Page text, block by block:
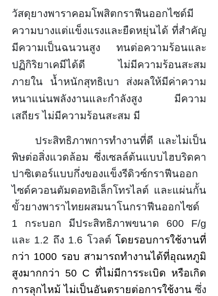
วัสดุยางพาราคอมโพสิตกราฟีนออกไซด์มี
ความบางแต่แข็งแรงและยืดหยุ่นได้ ที่สำคัญ
มีความเป็นฉนวนสูง ทนต่อความร้อนและ
ปฏิกิริยาเคมีได้ดี ไม่มีความร้อนสะสม
ภายใน น้ำหนักสุทธิเบา ส่งผลให้มีค่าความ
หนาแน่นพลังงานและกำลังสูง มีความ
เสถียร ไม่มีความร้อนสะสม มี
ประสิทธิภาพการทำงานที่ดี และไม่เป็น
พิษต่อสิ่งแวดล้อม ซึ่งเซลล์ต้นแบบไฮบริดคา
ปาซิเตอร์แบบกึ่งของแข็งรีดิวซ์กราฟีนออก
ไซด์ควอนตัมดอทอิเล็กโทรไลต์ และแผ่นกั้น
ขั้วยางพาราไทยผสมนาโนกราฟีนออกไซด์
1 กระบอก มีประสิทธิภาพขนาด 600 F/g
และ 1.2 ถึง 1.6 โวลต์ โดยรอบการใช้งานที่
กว่า 1000 รอบ สามารถทำงานได้ที่อุณหภูมิ
สูงมากกว่า 50 C ที่ไม่มีการระเบิด หรือเกิด
การลุกไหม้ ไม่เป็นอันตรายต่อการใช้งาน ซึ่ง